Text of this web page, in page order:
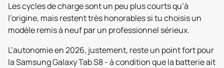
Les cycles de charge sont un peu plus courts qu’à
l’origine, mais restent très honorables si tu choisis un
modèle remis à neuf par un professionnel sérieux.
L’autonomie en 2026, justement, reste un point fort pour
la Samsung Galaxy Tab S8 - à condition que la batterie ait